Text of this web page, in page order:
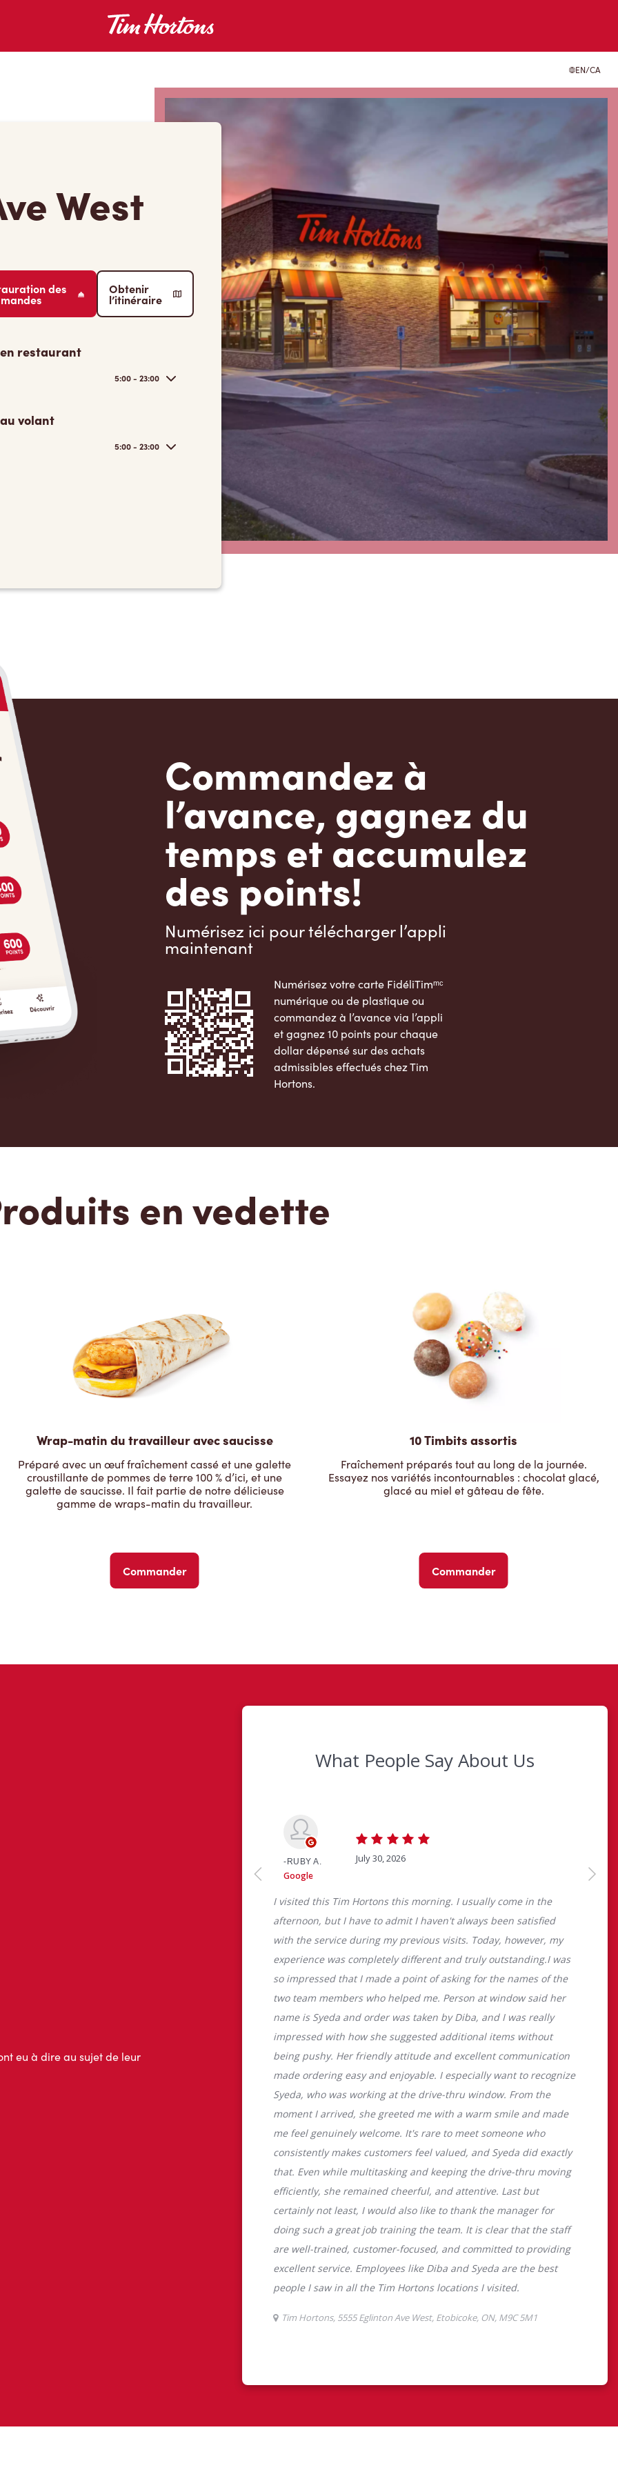
EN/CA
West
des Obtenir
l’itinéraire
restaurant
5:00 - 23:00
volant
5:00 - 23:00
Commandez à
l’avance, gagnez du
temps et accumulez
des points!
Numérisez ici pour télécharger l’appli
maintenant
Numérisez votre carte FidéliTimᵐᶜ
numérique ou de plastique ou
commandez à l’avance via l’appli
et gagnez 10 points pour chaque
dollar dépensé sur des achats
admissibles effectués chez Tim
Hortons.
en vedette
Wrap-matin du travailleur avec saucisse
Préparé avec un œuf fraîchement cassé et une galette
croustillante de pommes de terre 100 % d’ici, et une
galette de saucisse. Il fait partie de notre délicieuse
gamme de wraps-matin du travailleur.
Commander
10 Timbits assortis
Fraîchement préparés tout au long de la journée.
Essayez nos variétés incontournables : chocolat glacé,
glacé au miel et gâteau de fête.
Commander
plus pour votre
Les Camps de la
Fondation Tim Hortons
Le programme pluriannuel des Camps de la
milieux défavorisés âgés de 12 à 16 ans de